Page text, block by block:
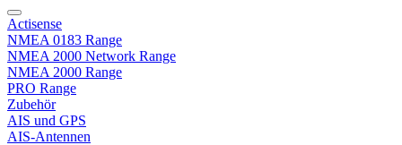
Actisense
NMEA 0183 Range
NMEA 2000 Network Range
NMEA 2000 Range
PRO Range
Zubehör
AIS und GPS
AIS-Antennen